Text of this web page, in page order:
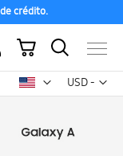
crédito.
USD -
dólar
Mi carrito